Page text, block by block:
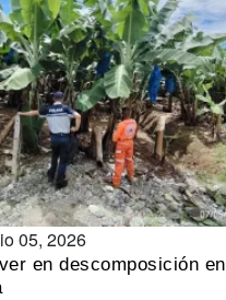
05, 2026
en descomposición en